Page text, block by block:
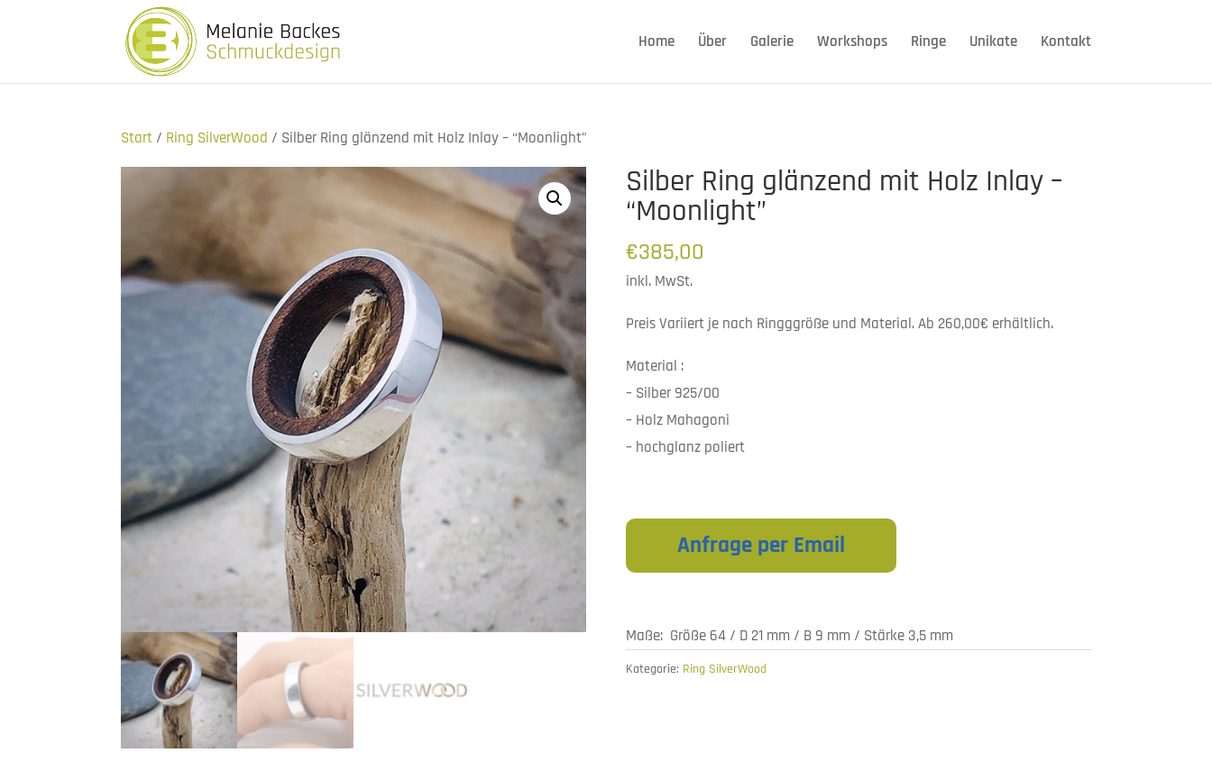
Home Über Galerie Workshops Ringe Unikate Kontakt
Start / Ring SilverWood / Silber Ring glänzend mit Holz Inlay – “Moonlight”
Silber Ring glänzend mit Holz Inlay –
“Moonlight”
€385,00
inkl. MwSt.
Preis Variiert je nach Ringggröße und Material. Ab 260,00€ erhältlich.
Material :
– Silber 925/00
– Holz Mahagoni
– hochglanz poliert
Anfrage per Email
Maße: Größe 64 / D 21 mm / B 9 mm / Stärke 3,5 mm
Kategorie: Ring SilverWood